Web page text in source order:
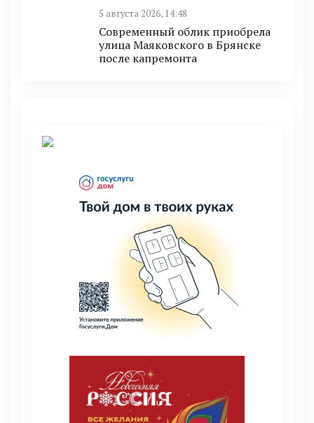
5 августа 2026, 14:48
Современный облик приобрела
улица Маяковского в Брянске
после капремонта